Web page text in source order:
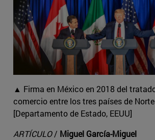
▲ Firma en México en 2018 del
comercio entre los tres países de
[Departamento de Estado, EEUU]
ARTÍCULO/ Miguel García-Miguel